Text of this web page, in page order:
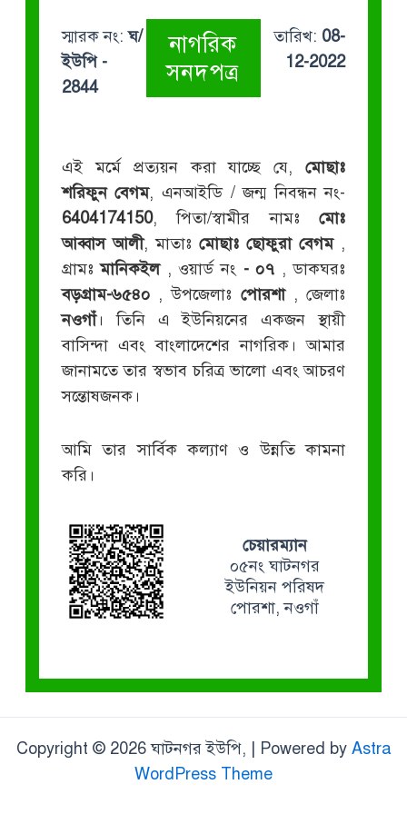
স্মারক নং:ঘ/
ইউপি -
2844
নাগরিক
সনদপত্র
তারিখ: 08-
12-2022
এই মর্মে প্রত্যয়ন করা যাচ্ছে যে,মোছাঃ
শরিফুন বেগম, এনআইডি / জন্ম নিবন্ধন নং-
6404174150, পিতা/স্বামীর নামঃমোঃ
আব্বাস আলী, মাতাঃ মোছাঃ ছোফুরা বেগম ,
গ্রামঃমানিকইল , ওয়ার্ড নং - ০৭ , ডাকঘরঃ
বড়গ্রাম-৬৫৪০ , উপজেলাঃ পোরশা , জেলাঃ
নওগাঁ। তিনি এ ইউনিয়নের একজন স্থায়ী
বাসিন্দা এবং বাংলাদেশের নাগরিক। আমার
জানামতে তার স্বভাব চরিত্র ভালো এবং আচরণ
সন্তোষজনক।
আমি তার সার্বিক কল্যাণ ও উন্নতি কামনা
করি।
চেয়ারম্যান
০৫নং ঘাটনগর
ইউনিয়ন পরিষদ
পোরশা, নওগাঁ
Copyright © 2026 ঘাটনগর ইউপি, | Powered by Astra
WordPress Theme